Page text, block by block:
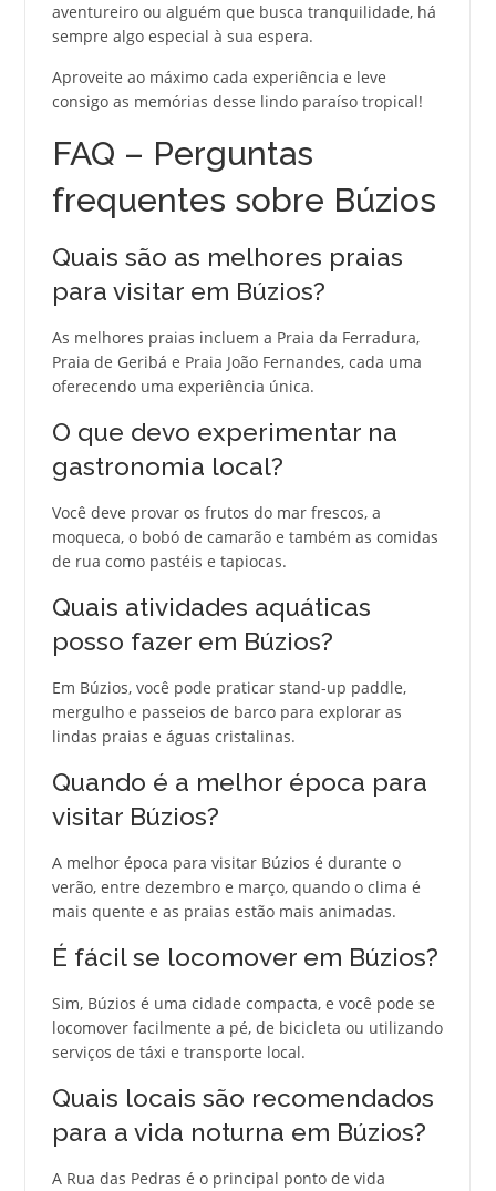
aventureiro ou alguém que busca tranquilidade, há
sempre algo especial à sua espera.
Aproveite ao máximo cada experiência e leve
consigo as memórias desse lindo paraíso tropical!
FAQ – Perguntas
frequentes sobre Búzios
Quais são as melhores praias
para visitar em Búzios?
As melhores praias incluem a Praia da Ferradura,
Praia de Geribá e Praia João Fernandes, cada uma
oferecendo uma experiência única.
O que devo experimentar na
gastronomia local?
Você deve provar os frutos do mar frescos, a
moqueca, o bobó de camarão e também as comidas
de rua como pastéis e tapiocas.
Quais atividades aquáticas
posso fazer em Búzios?
Em Búzios, você pode praticar stand-up paddle,
mergulho e passeios de barco para explorar as
lindas praias e águas cristalinas.
Quando é a melhor época para
visitar Búzios?
A melhor época para visitar Búzios é durante o
verão, entre dezembro e março, quando o clima é
mais quente e as praias estão mais animadas.
É fácil se locomover em Búzios?
Sim, Búzios é uma cidade compacta, e você pode se
locomover facilmente a pé, de bicicleta ou utilizando
serviços de táxi e transporte local.
Quais locais são recomendados
para a vida noturna em Búzios?
A Rua das Pedras é o principal ponto de vida